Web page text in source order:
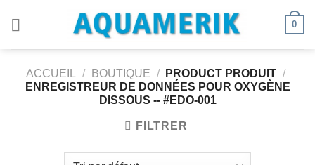
0
ACCUEIL / BOUTIQUE / PRODUCT PRODUIT /
ENREGISTREUR DE DONNÉES POUR OXYGÈNE
DISSOUS -- #EDO-001
FILTRER